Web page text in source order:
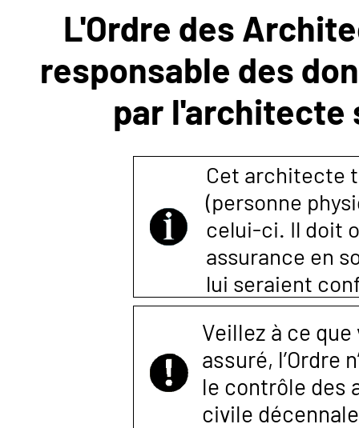
NOUS
CONTACTER
L'Ordre des
responsable des
par l'architecte
Cet architecte
(personne
celui-ci. Il doit
assurance en
lui seraient
Veillez à ce
assuré, l’Ordre
le contrôle des
civile